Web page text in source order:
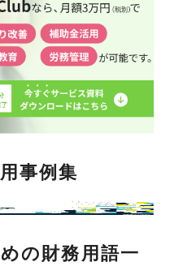
事例集
の財務用語一